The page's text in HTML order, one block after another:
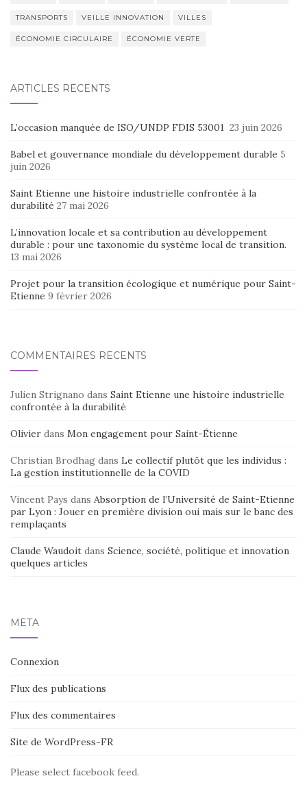
TRANSPORTS VEILLE INNOVATION VILLES
ÉCONOMIE CIRCULAIRE ÉCONOMIE VERTE
ARTICLES RÉCENTS
L’occasion manquée de ISO/UNDP FDIS 53001 23 juin 2026
Babel et gouvernance mondiale du développement durable 5
juin 2026
Saint Etienne une histoire industrielle confrontée à la
durabilité 27 mai 2026
L’innovation locale et sa contribution au développement
durable : pour une taxonomie du système local de transition.
13 mai 2026
Projet pour la transition écologique et numérique pour Saint-
Etienne 9 février 2026
COMMENTAIRES RÉCENTS
Julien Strignano dans Saint Etienne une histoire industrielle
confrontée à la durabilité
Olivier dans Mon engagement pour Saint-Étienne
Christian Brodhag dans Le collectif plutôt que les individus :
La gestion institutionnelle de la COVID
Vincent Pays dans Absorption de l’Université de Saint-Etienne
par Lyon : Jouer en première division oui mais sur le banc des
remplaçants
Claude Waudoit dans Science, société, politique et innovation
quelques articles
MÉTA
Connexion
Flux des publications
Flux des commentaires
Site de WordPress-FR
Please select facebook feed.